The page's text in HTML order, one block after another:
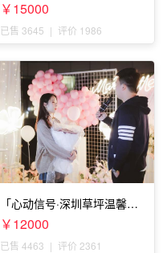
婚」
￥15000
已售 3645 | 评价 1986
「心动信号·深圳草坪温馨求
婚」
￥12000
已售 4463 | 评价 2361